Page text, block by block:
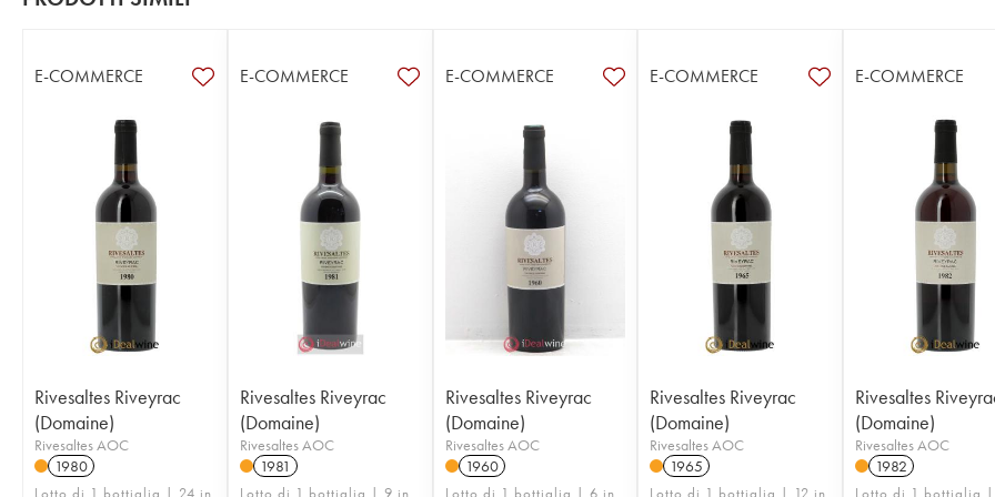
E-COMMERCE
Rivesaltes Riveyrac
(Domaine)
Rivesaltes AOC
1980
Lotto di 1 bottiglia | 24 in
E-COMMERCE
Rivesaltes Riveyrac
(Domaine)
Rivesaltes AOC
1981
Lotto di 1 bottiglia | 9 in
E-COMMERCE
Rivesaltes Riveyrac
(Domaine)
Rivesaltes AOC
1960
Lotto di 1 bottiglia | 6 in
E-COMMERCE
Rivesaltes Riveyrac
(Domaine)
Rivesaltes AOC
1965
Lotto di 1 bottiglia | 12 in
E-COMMERCE
Rivesaltes
(Domaine)
Rivesaltes AOC
1982
Lotto di 1 bottiglia |